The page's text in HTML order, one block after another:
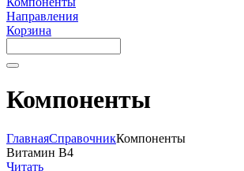
Направления
Корзина
Компоненты
ГлавнаяСправочникКомпоненты
Витамин В4
Читать